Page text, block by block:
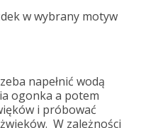
w wybrany motyw
napełnić wodą
ogonka a potem
i próbować
W zależności